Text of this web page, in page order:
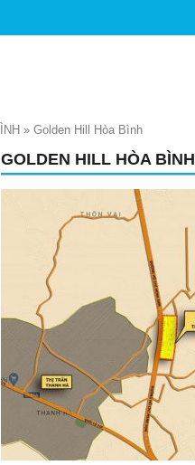
» Golden Hill Hòa Bình
GOLDEN HILL HÒA BÌNH